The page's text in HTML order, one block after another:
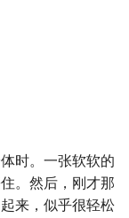
时。一张软软的
。然后，刚才那
来，似乎很轻松